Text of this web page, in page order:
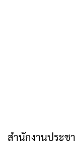
สำนักงานประช